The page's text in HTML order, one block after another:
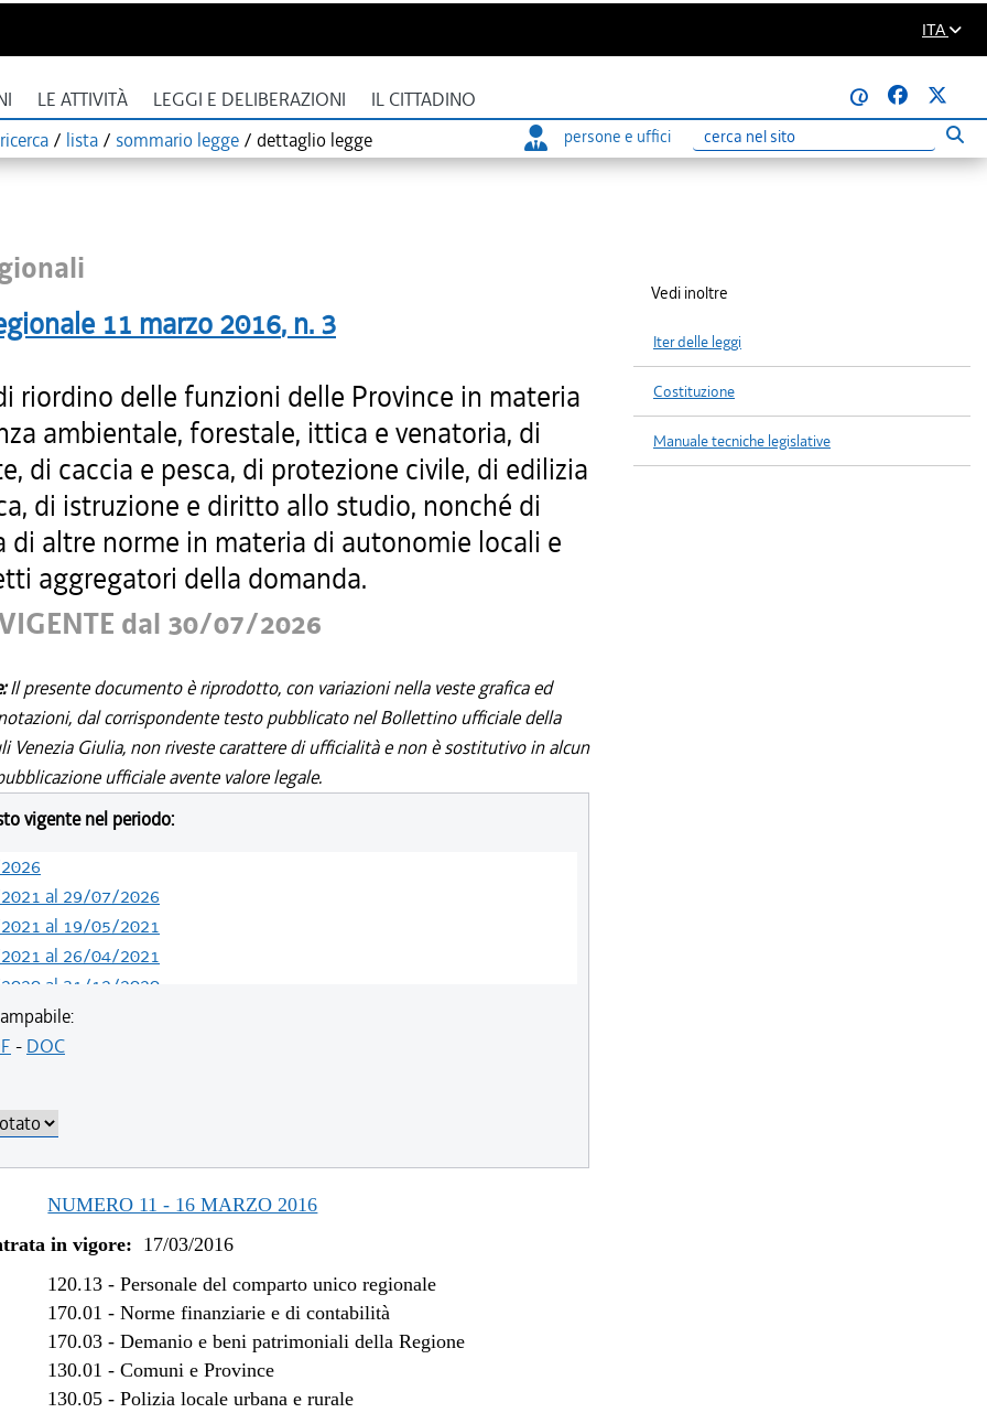
ITA
LE ATTIVITÀ LEGGI E DELIBERAZIONI IL CITTADINO
@
ricerca / lista / sommario legge / dettaglio legge persone e uffici
Ricerca
11 marzo 2016, n. 3
riordino delle funzioni delle Province in materia
ambientale, forestale, ittica e venatoria, di
di caccia e pesca, di protezione civile, di edilizia
di istruzione e diritto allo studio, nonché di
di altre norme in materia di autonomie locali e
aggregatori della domanda.
dal 30/07/2026
Il presente documento è riprodotto, con variazioni nella veste grafica ed
dal corrispondente testo pubblicato nel Bollettino ufficiale della
Venezia Giulia, non riveste carattere di ufficialità e non è sostitutivo in alcun
ufficiale avente valore legale.
vigente nel periodo:
al 29/07/2026
al 19/05/2021
al 26/04/2021
al 31/12/2020
al 10/08/2020
al 30/06/2020
al 31/12/2018
al 04/01/2018
al 31/12/2017
al 09/08/2017
- DOC
NUMERO 11 - 16 MARZO 2016
in vigore: 17/03/2016
120.13 -Personale del comparto unico regionale
170.01 -Norme finanziarie e di contabilità
170.03 -Demanio e beni patrimoniali della Regione
130.01 -Comuni e Province
130.05 -Polizia locale urbana e rurale
Vedi inoltre
Iter delle leggi
Costituzione
Manuale tecniche legislative